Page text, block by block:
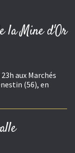
la Mine d'Or
aux Marchés
(56), en